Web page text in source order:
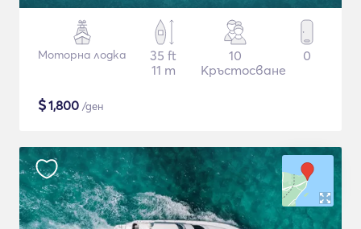
Моторна лодка
35 ft
11 m
10
Кръстосване
0
$1,800 /ден